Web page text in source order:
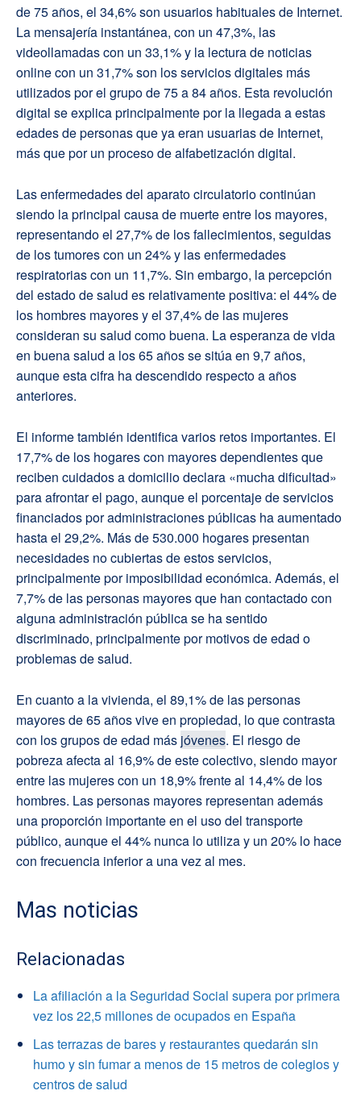
de 75 años, el 34,6% son usuarios habituales de Internet.
La mensajería instantánea, con un 47,3%, las
videollamadas con un 33,1% y la lectura de noticias
online con un 31,7% son los servicios digitales más
utilizados por el grupo de 75 a 84 años. Esta revolución
digital se explica principalmente por la llegada a estas
edades de personas que ya eran usuarias de Internet,
más que por un proceso de alfabetización digital.
Las enfermedades del aparato circulatorio continúan
siendo la principal causa de muerte entre los mayores,
representando el 27,7% de los fallecimientos, seguidas
de los tumores con un 24% y las enfermedades
respiratorias con un 11,7%. Sin embargo, la percepción
del estado de salud es relativamente positiva: el 44% de
los hombres mayores y el 37,4% de las mujeres
consideran su salud como buena. La esperanza de vida
en buena salud a los 65 años se sitúa en 9,7 años,
aunque esta cifra ha descendido respecto a años
anteriores.
El informe también identifica varios retos importantes. El
17,7% de los hogares con mayores dependientes que
reciben cuidados a domicilio declara «mucha dificultad»
para afrontar el pago, aunque el porcentaje de servicios
financiados por administraciones públicas ha aumentado
hasta el 29,2%. Más de 530.000 hogares presentan
necesidades no cubiertas de estos servicios,
principalmente por imposibilidad económica. Además, el
7,7% de las personas mayores que han contactado con
alguna administración pública se ha sentido
discriminado, principalmente por motivos de edad o
problemas de salud.
En cuanto a la vivienda, el 89,1% de las personas
mayores de 65 años vive en propiedad, lo que contrasta
con los grupos de edad más jóvenes. El riesgo de
pobreza afecta al 16,9% de este colectivo, siendo mayor
entre las mujeres con un 18,9% frente al 14,4% de los
hombres. Las personas mayores representan además
una proporción importante en el uso del transporte
público, aunque el 44% nunca lo utiliza y un 20% lo hace
con frecuencia inferior a una vez al mes.
Mas noticias
Relacionadas
La afiliación a la Seguridad Social supera por primera
vez los 22,5 millones de ocupados en España
Las terrazas de bares y restaurantes quedarán sin
humo y sin fumar a menos de 15 metros de colegios y
centros de salud